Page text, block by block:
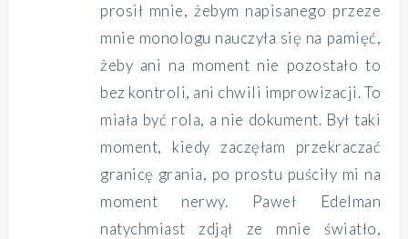
prosił mnie, żebym napisanego przeze
mnie monologu nauczyła się na pamięć,
żeby ani na moment nie pozostało to
bez kontroli, ani chwili improwizacji. To
miała być rola, a nie dokument. Był taki
moment, kiedy zaczęłam przekraczać
granicę grania, po prostu puściły mi na
moment nerwy. Paweł Edelman
natychmiast zdjął ze mnie światło,